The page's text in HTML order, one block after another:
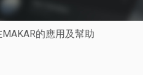
MAKAR的應用及幫助